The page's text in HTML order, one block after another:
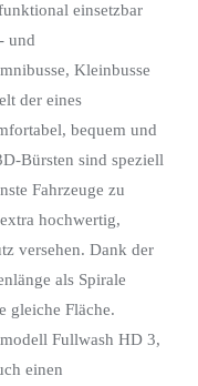
einsetzbar
und
Kleinbusse
der eines
bequem und
Bürsten sind speziell
Fahrzeuge zu
hochwertig,
versehen. Dank der
als Spirale
gleiche Fläche.
Fullwash HD 3,
einen